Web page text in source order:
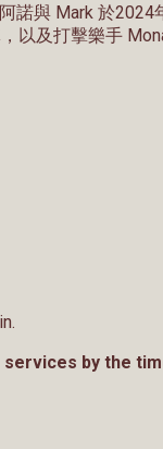
諾與 Mark 於
及打擊樂手
by the